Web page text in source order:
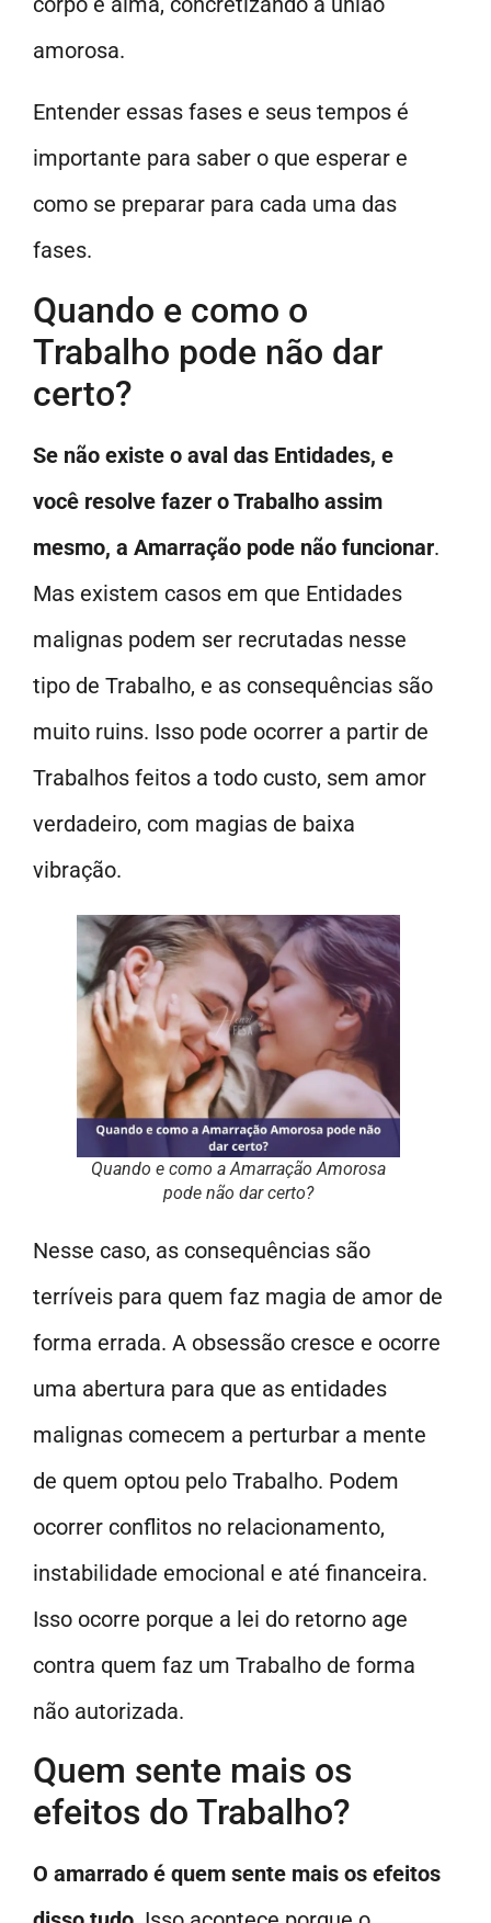
amorosa.
Entender essas fases e seus tempos é
importante para saber o que esperar e
como se preparar para cada uma das
fases.
Quando e como o
Trabalho pode não dar
certo?
Se não existe o aval das Entidades, e
você resolve fazer o Trabalho assim
mesmo, a Amarração pode não funcionar.
Mas existem casos em que Entidades
malignas podem ser recrutadas nesse
tipo de Trabalho, e as consequências são
muito ruins. Isso pode ocorrer a partir de
Trabalhos feitos a todo custo, sem amor
verdadeiro, com magias de baixa
vibração.
Quando e como a Amarração Amorosa
pode não dar certo?
Nesse caso, as consequências são
terríveis para quem faz magia de amor de
forma errada. A obsessão cresce e ocorre
uma abertura para que as entidades
malignas comecem a perturbar a mente
de quem optou pelo Trabalho. Podem
ocorrer conflitos no relacionamento,
instabilidade emocional e até financeira.
Isso ocorre porque a lei do retorno age
contra quem faz um Trabalho de forma
não autorizada.
Quem sente mais os
efeitos do Trabalho?
O amarrado é quem sente mais os efeitos